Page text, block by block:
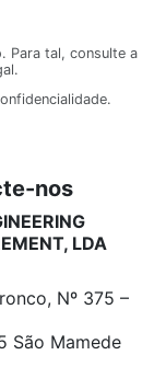
Para tal, consulte a
nos
LDA
Nº 375 –
São Mamede